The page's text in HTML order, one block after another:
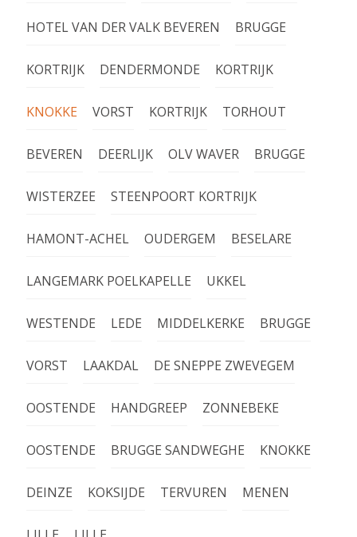
HOTEL VAN DER VALK BEVEREN BRUGGE
KORTRIJK DENDERMONDE KORTRIJK
KNOKKE VORST KORTRIJK TORHOUT
BEVEREN DEERLIJK OLV WAVER BRUGGE
WISTERZEE STEENPOORT KORTRIJK
HAMONT-ACHEL OUDERGEM BESELARE
LANGEMARK POELKAPELLE UKKEL
WESTENDE LEDE MIDDELKERKE BRUGGE
VORST LAAKDAL DE SNEPPE ZWEVEGEM
OOSTENDE HANDGREEP ZONNEBEKE
OOSTENDE BRUGGE SANDWEGHE KNOKKE
DEINZE KOKSIJDE TERVUREN MENEN